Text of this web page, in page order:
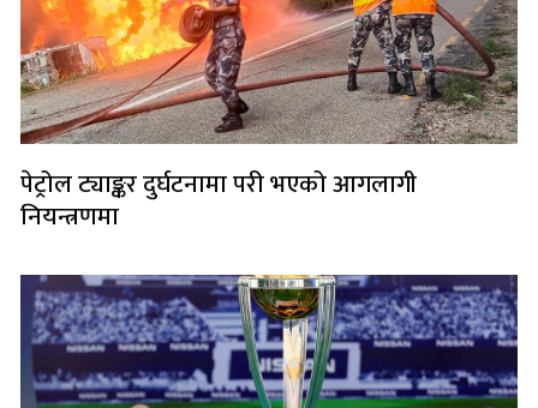
पेट्रोल ट्याङ्कर दुर्घटनामा परी भएको आगलागी
नियन्त्रणमा